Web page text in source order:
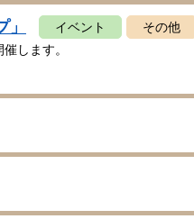
イベント
その他
します。